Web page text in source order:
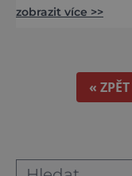
obyvatelé
stavbou světa.
toho jména je
Městečko
zobrazit více >>
«